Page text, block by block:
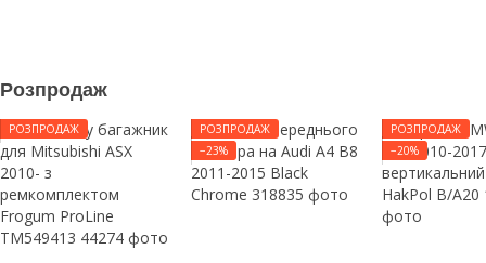
Розпродаж
РОЗПРОДАЖ
РОЗПРОДАЖ
−23%
РОЗПРОДАЖ
−20%